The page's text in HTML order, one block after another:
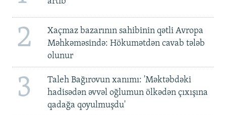
2
Xaçmaz bazarının sahibinin qətli Avropa
Məhkəməsində: Hökumətdən cavab tələb
olunur
3
Taleh Bağırovun xanımı: 'Məktəbdəki
hadisədən əvvəl oğlumun ölkədən çıxışına
qadağa qoyulmuşdu'